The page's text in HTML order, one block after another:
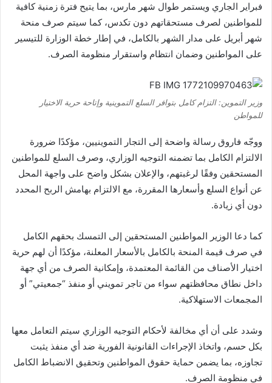
فبراير الجاري ويستمر طوال شهر مارس، بما يتيح فترة زمنية كافية
للمواطنين لصرف مستحقاتهم دون تكدس، كما سيتم صرف منحة
شهر أبريل على مدار الشهر بالكامل، في إطار خطة الوزارة للتيسير
على المواطنين وضمان انتظام واستقرار منظومة الصرف.
وزير التموين: التزام كامل بتوافر السلع التموينية وإتاحة حرية الاختيار
للمواطن
ووجّه فاروق رسالة واضحة إلى التجار التموينيين، مؤكدًا ضرورة
الالتزام الكامل بما تضمنه التوجيه الوزاري، وصرف السلع للمواطنين
المستحقين وفقًا لرغبتهم، والإعلان بشكل واضح على واجهة المحل
عن أنواع السلع وأسعارها المقررة، مع الالتزام بهامش الربح المحدد
دون أي زيادة.
كما دعا الوزير المواطنين المستحقين إلى التمسك بحقهم الكامل
في صرف قيمة المنحة بالكامل بالأسعار المعلنة، مؤكدًا أن لهم حرية
اختيار الأصناف من القائمة المعتمدة، وإمكانية الصرف من أي جهة
داخل نطاق محافظتهم سواء من تاجر تمويني أو منفذ “جمعيتي” أو
المجمعات الاستهلاكية.
وشدد على أن أي مخالفة لأحكام التوجيه الوزاري سيتم التعامل معها
بكل حسم، واتخاذ الإجراءات القانونية الفورية ضد أي منفذ يثبت
تجاوزه، بما يضمن حماية حقوق المواطنين وتحقيق الانضباط الكامل
في منظومة الصرف.